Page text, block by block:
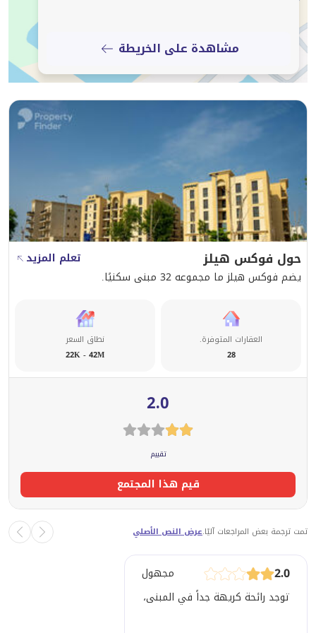
Contact Us Today
For more details or to schedule a viewing, please get in touch
with our team.
About Trust Real Estate
Trust Real Estate provides professional property services across
sales, leasing, and investment consultancy. Our experienced
team is dedicated to helping clients find the right property
solutions with confidence, transparency, and efficiency.
مشاهدة على الخريطة
حول فوكس هيلز
تعلم المزيد
يضم فوكس هيلز ما مجموعه 32 مبنى سكنيًا.
العقارات المتوفرة.
28
نطاق السعر
22K - 42M
2.0
تقييم
قيم هذا المجتمع
تمت ترجمة بعض المراجعات آليًا.عرض النص الأصلي
2.0
مجهول
توجد رائحة كريهة جداً في المبنى، خاصة في الجزء ب. الرائحة